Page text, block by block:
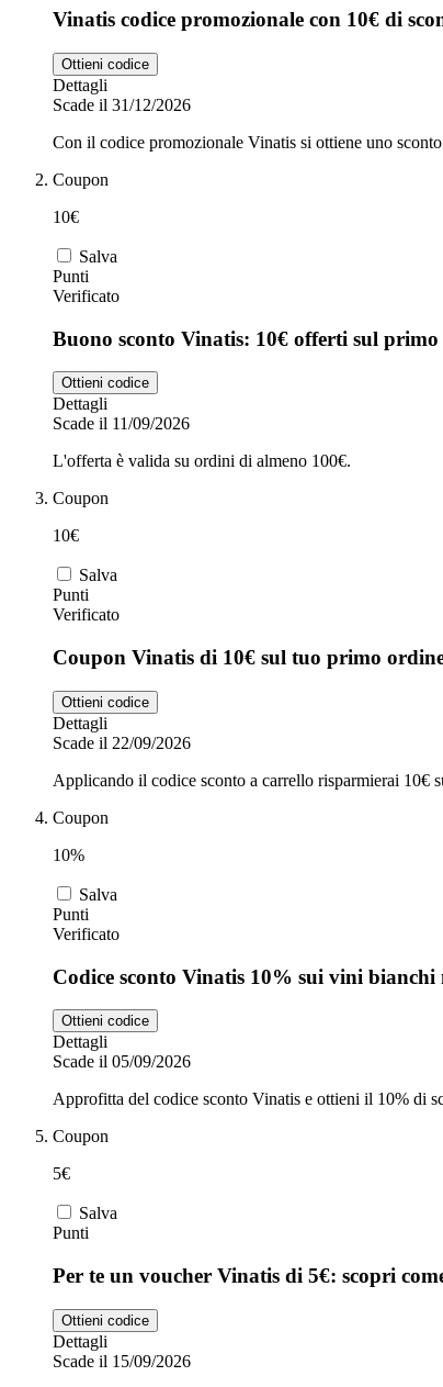
Vinatis codice promozionale con 10€ di
Ottieni codice
Dettagli
Scade il 31/12/2026
Con il codice promozionale Vinatis si ottiene uno
Coupon
10€
Salva
Punti
Verificato
Buono sconto Vinatis: 10€ offerti sul primo
Ottieni codice
Dettagli
Scade il 11/09/2026
L'offerta è valida su ordini di almeno 100€.
Coupon
10€
Salva
Punti
Verificato
Coupon Vinatis di 10€ sul tuo primo
Ottieni codice
Dettagli
Scade il 22/09/2026
Applicando il codice sconto a carrello risparmierai 10€
Coupon
10%
Salva
Punti
Verificato
Codice sconto Vinatis 10% sui vini bianchi
Ottieni codice
Dettagli
Scade il 05/09/2026
Approfitta del codice sconto Vinatis e ottieni il 10% di
Coupon
5€
Salva
Punti
Per te un voucher Vinatis di 5€: scopri
Ottieni codice
Dettagli
Scade il 15/09/2026